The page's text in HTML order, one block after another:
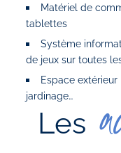
Matériel de
tablettes
Système
de jeux sur toutes
Espace
jardinage…
Les